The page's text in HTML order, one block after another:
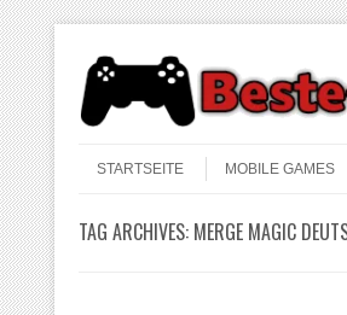
Menu
STARTSEITE
MOBILE GAMES
TAG ARCHIVES: MERGE MAGIC